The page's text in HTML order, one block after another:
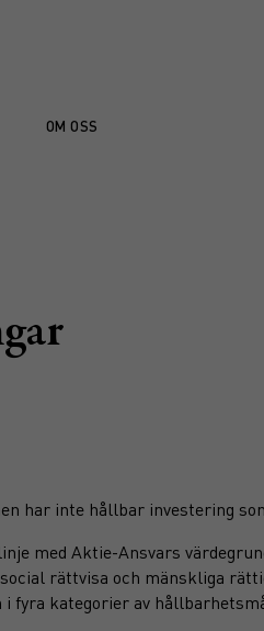
OM OSS
har inte hållbar investering
med Aktie-Ansvars
rättvisa och mänskliga
fyra kategorier av